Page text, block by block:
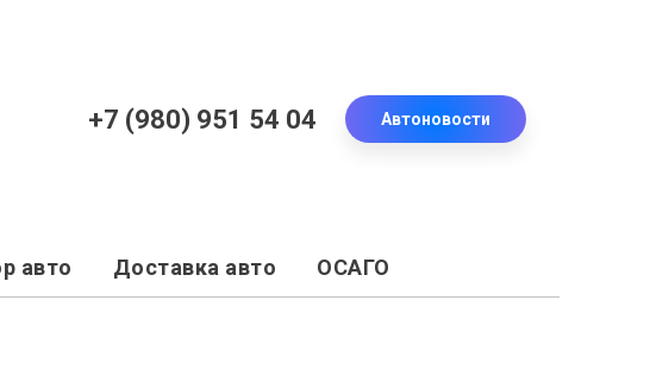
+7 (980) 951 54 04 Автоновости
авто Доставка авто ОСАГО